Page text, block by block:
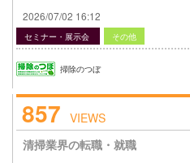
2026/07/02 16:12
セミナー・展示会 その他
掃除のつぼ
857 VIEWS
清掃業界の転職・就職